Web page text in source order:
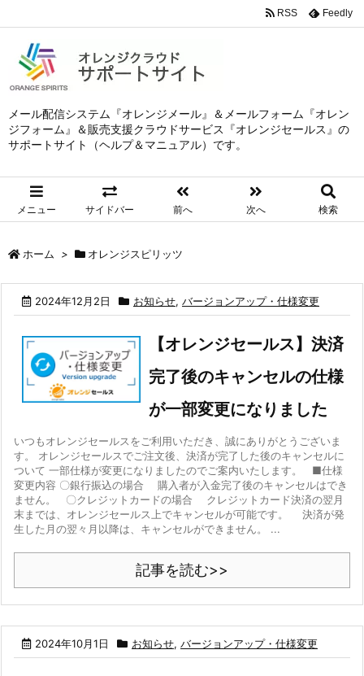
メール配信システム『オレンジメール』＆メールフォーム『オレン
ジフォーム』＆販売支援クラウドサービス『オレンジセールス』の
サポートサイト（ヘルプ＆マニュアル）です。
メニュー サイドバー 前へ 次へ 検索
RSS Feedly
ホーム > オレンジスピリッツ
2024年12月2日 お知らせ, バージョンアップ・仕様変更
【オレンジセールス】決済
完了後のキャンセルの仕様
が一部変更になりました
いつもオレンジセールスをご利用いただき、誠にありがとうございま
す。 オレンジセールスでご注文後、決済が完了した後のキャンセルに
ついて 一部仕様が変更になりましたのでご案内いたします。 ■仕様
変更内容 〇銀行振込の場合 購入者が入金完了後のキャンセルはでき
ません。 〇クレジットカードの場合 クレジットカード決済の翌月
末までは、オレンジセールス上でキャンセルが可能です。 決済が発
生した月の翌々月以降は、キャンセルができません。 ...
記事を読む>>
2024年10月1日 お知らせ, バージョンアップ・仕様変更